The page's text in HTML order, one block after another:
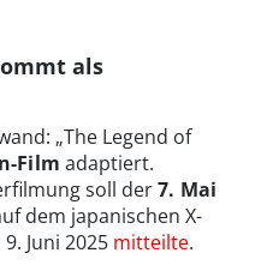
als
„The Legend of
Film adaptiert.
soll der7. Mai
dem japanischen X-
Juni 2025 mitteilte.